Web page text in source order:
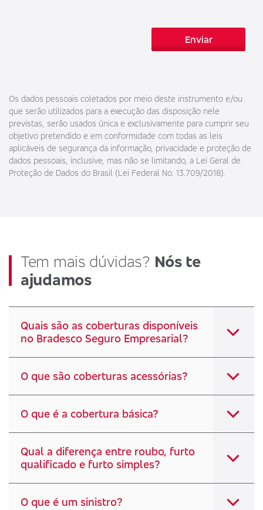
Enviar
Os dados pessoais coletados por meio deste instrumento e/ou
que serão utilizados para a execução das disposição nele
previstas, serão usados única e exclusivamente para cumprir seu
objetivo pretendido e em conformidade com todas as leis
aplicáveis de segurança da informação, privacidade e proteção de
dados pessoais, inclusive, mas não se limitando, a Lei Geral de
Proteção de Dados do Brasil (Lei Federal No. 13.709/2018).
Tem mais dúvidas? Nós te
ajudamos
Quais são as coberturas disponíveis
no Bradesco Seguro Empresarial?
O que são coberturas acessórias?
O que é a cobertura básica?
Qual a diferença entre roubo, furto
qualificado e furto simples?
O que é um sinistro?